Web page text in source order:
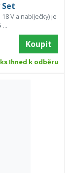
Set
V a nabíječky) je
...
Koupit
ks Ihned k odběru